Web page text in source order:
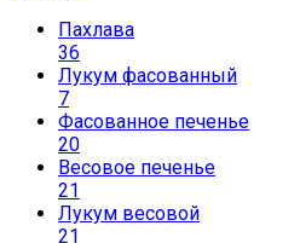
Пахлава
36
Лукум фасованный
7
Фасованное печенье
20
Весовое печенье
21
Лукум весовой
21